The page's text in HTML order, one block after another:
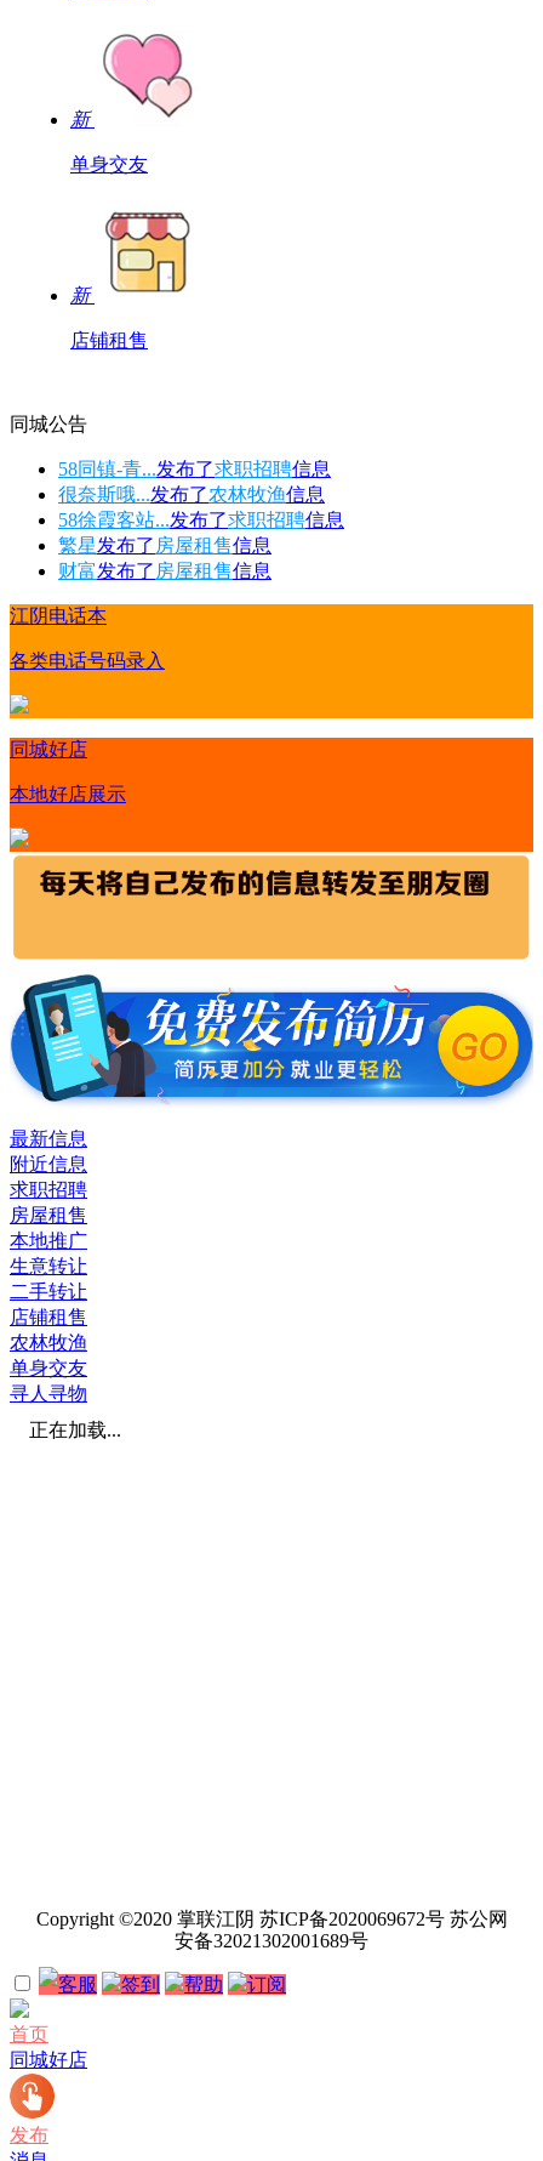
新
单身交友
新
店铺租售
同城公告
58同镇-青...发布了求职招聘信息
很奈斯哦...发布了农林牧渔信息
58徐霞客站...发布了求职招聘信息
繁星发布了 房屋租售信息
财富发布了 房屋租售信息
江阴电话本
各类电话号码录入
同城好店
本地好店展示
最新信息
附近信息
求职招聘
房屋租售
本地推广
生意转让
二手转让
店铺租售
农林牧渔
单身交友
寻人寻物
正在加载...
Copyright ©2020 掌联江阴 苏ICP备2020069672号 苏公网
安备32021302001689号
客服 签到 帮助 订阅
首页
同城好店
发布